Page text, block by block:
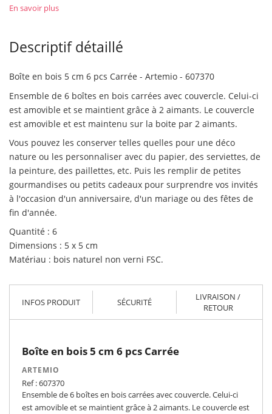
En savoir plus
Descriptif détaillé
Boîte en bois 5 cm 6 pcs Carrée - Artemio - 607370
Ensemble de 6 boîtes en bois carrées avec couvercle. Celui-ci
est amovible et se maintient grâce à 2 aimants. Le couvercle
est amovible et est maintenu sur la boite par 2 aimants.
Vous pouvez les conserver telles quelles pour une déco
nature ou les personnaliser avec du papier, des serviettes, de
la peinture, des paillettes, etc. Puis les remplir de petites
gourmandises ou petits cadeaux pour surprendre vos invités
à l'occasion d'un anniversaire, d'un mariage ou des fêtes de
fin d'année.
Quantité : 6
Dimensions : 5 x 5 cm
Matériau : bois naturel non verni FSC.
INFOS PRODUIT SÉCURITÉ
LIVRAISON /
RETOUR
Boîte en bois 5 cm 6 pcs Carrée
ARTEMIO
Ref : 607370
Ensemble de 6 boîtes en bois carrées avec couvercle. Celui-ci
est amovible et se maintient grâce à 2 aimants. Le couvercle est
Non merci !